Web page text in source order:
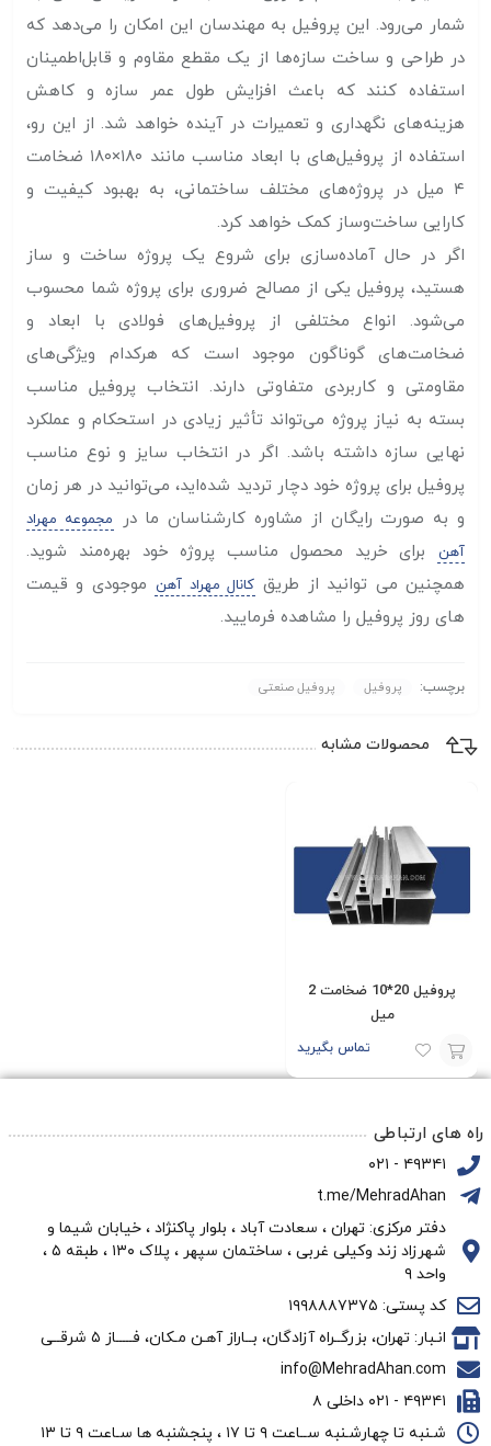
شمار می‌رود. این پروفیل به مهندسان این امکان را می‌دهد که
در طراحی و ساخت سازه‌ها از یک مقطع مقاوم و قابل‌اطمینان
استفاده کنند که باعث افزایش طول عمر سازه و کاهش
هزینه‌های نگهداری و تعمیرات در آینده خواهد شد. از این رو،
استفاده از پروفیل‌های با ابعاد مناسب مانند ۱۸۰×۱۸۰ ضخامت
۴ میل در پروژه‌های مختلف ساختمانی، به بهبود کیفیت و
کارایی ساخت‌وساز کمک خواهد کرد.
اگر در حال آماده‌سازی برای شروع یک پروژه ساخت‌ و ساز
هستید، پروفیل یکی از مصالح ضروری برای پروژه شما محسوب
می‌شود. انواع مختلفی از پروفیل‌های فولادی با ابعاد و
ضخامت‌های گوناگون موجود است که هرکدام ویژگی‌های
مقاومتی و کاربردی متفاوتی دارند. انتخاب پروفیل مناسب
بسته به نیاز پروژه می‌تواند تأثیر زیادی در استحکام و عملکرد
نهایی سازه داشته باشد. اگر در انتخاب سایز و نوع مناسب
پروفیل برای پروژه خود دچار تردید شده‌اید، می‌توانید در هر زمان
و به صورت رایگان از مشاوره کارشناسان ما در
مجموعه مهراد
آهن
برای خرید محصول مناسب پروژه خود بهره‌مند شوید.
همچنین می توانید از طریق کانال مهراد آهن موجودی و قیمت
های روز پروفیل را مشاهده فرمایید.
برچسب: پروفیل پروفیل صنعتی
محصولات مشابه
پروفیل 20*10 ضخامت 2
میل
تماس بگیرید
سبد
راه های ارتباطی
۴۹۳۴۱ - ۰۲۱
t.me/MehradAhan
دفتر مرکزی: تهران ، سعادت آباد ، بلوار پاکنژاد ، خیابان شیما و
شهرزاد زند وکیلی غربی ، ساختمان سپهر ، پلاک ۱۳۰ ، طبقه ۵ ،
واحد ۹
کد پستی: ۱۹۹۸۸۸۷۳۷۵
انـبار: تهران، بزرگــراه آزادگان، بــاراز آهـن مـکان، فـــــاز ۵ شرقــی
info@MehradAhan.com
۴۹۳۴۱ - ۰۲۱ داخلی ۸
شـنبه تا چهارشـنبه ســاعت ۹ تا ۱۷ ، پنجشنبه ها سـاعت ۹ تا ۱۳